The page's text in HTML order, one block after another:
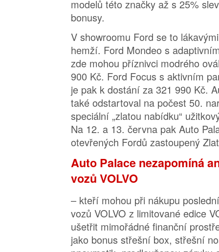
modelů této značky až s 25%
bonusy.
V showroomu Ford se to
hemží. Ford Mondeo s
zde mohou příznivci modrého
900 Kč. Ford Focus s aktivním
je pak k dostání za 321 990 Kč.
také odstartoval na počest 50.
speciální „zlatou nabídku“
Na 12. a 13. června pak Auto
otevřených Fordů zastoupený
Auto Palace nezapomíná
vozů VOLVO
– kteří mohou při nákupu
vozů VOLVO z limitované edice
ušetřit mimořádné finanční
jako bonus střešní box, střešní